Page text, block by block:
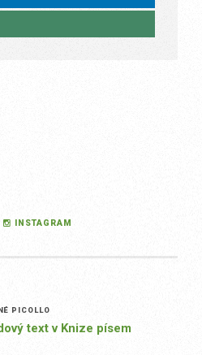
INSTAGRAM
PICOLLO
text v Knize písem